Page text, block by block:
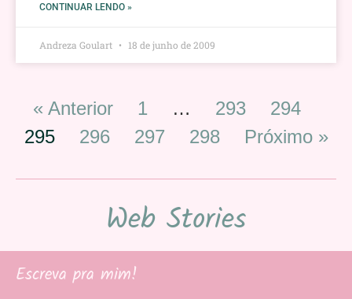
CONTINUAR LENDO »
Andreza Goulart 18 de junho de 2009
« Anterior 1 … 293
294
295
296 297 298 Próximo »
Web Stories
Escreva pra mim!